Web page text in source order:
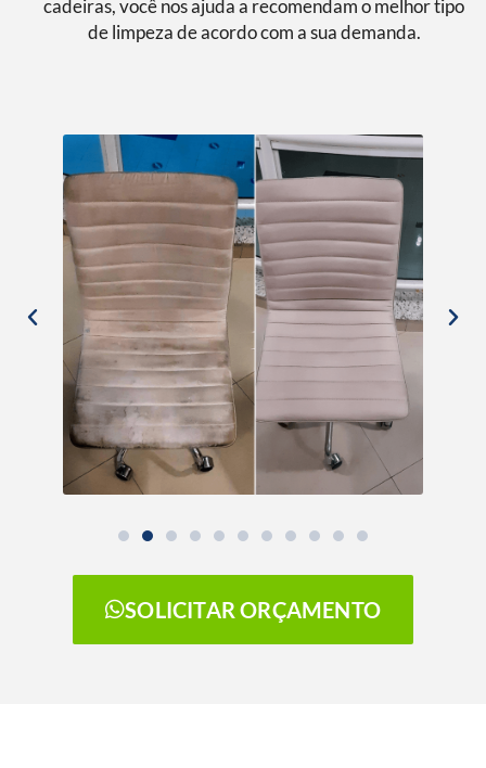
cadeiras, você nos ajuda a recomendam o melhor tipo
de limpeza de acordo com a sua demanda.
SOLICITAR ORÇAMENTO